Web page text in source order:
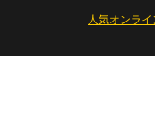
人気オンラ